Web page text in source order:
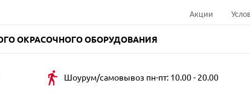
Акции
ОКРАСОЧНОГО ОБОРУДОВАНИЯ
Шоурум/самовывоз пн-пт: 10.00 - 20.00